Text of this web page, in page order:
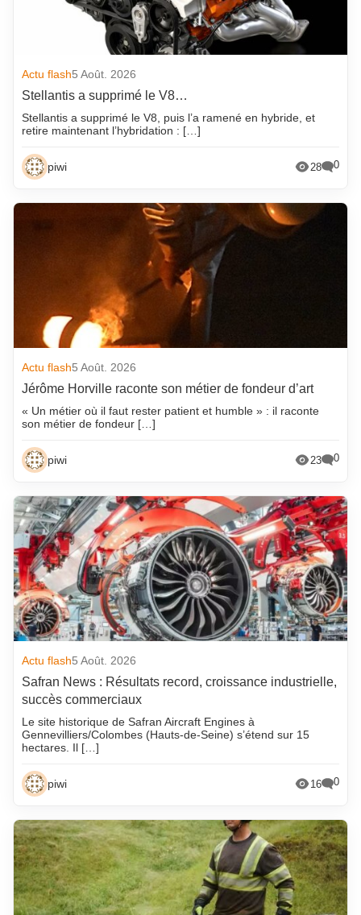
Actu flash5 Août. 2026
Stellantis a supprimé le V8…
Stellantis a supprimé le V8, puis l’a ramené en hybride, et
retire maintenant l’hybridation : […]
piwi 28 0
Actu flash5 Août. 2026
Jérôme Horville raconte son métier de fondeur d’art
« Un métier où il faut rester patient et humble » : il raconte
son métier de fondeur […]
piwi 23 0
Actu flash5 Août. 2026
Safran News : Résultats record, croissance industrielle,
succès commerciaux
Le site historique de Safran Aircraft Engines à
Gennevilliers/Colombes (Hauts-de-Seine) s’étend sur 15
hectares. Il […]
piwi 16 0